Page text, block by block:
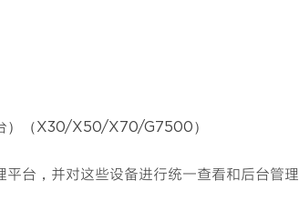
）（X30/X50/X70/G7500）
台，并对这些设备进行统一查看和后台管理